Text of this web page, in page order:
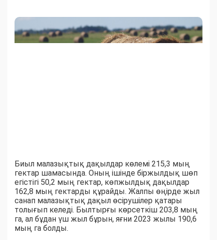
Биыл малазықтық дақылдар көлемі 215,3 мың
гектар шамасында. Оның ішінде біржылдық шөп
егістігі 50,2 мың гектар, көпжылдық дақылдар
162,8 мың гектарды құрайды. Жалпы өңірде жыл
санап малазықтық дақыл өсірушілер қатары
толығып келеді. Былтырғы көрсеткіш 203,8 мың
га, ал бұдан үш жыл бұрын, яғни 2023 жылы 190,6
мың га болды.